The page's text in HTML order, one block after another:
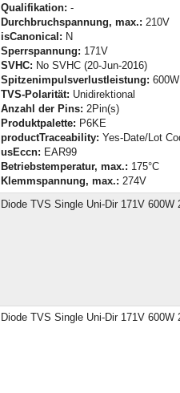
Qualifikation: -
Durchbruchspannung, max.: 210V
isCanonical: N
Sperrspannung: 171V
SVHC: No SVHC (20-Jun-2016)
Spitzenimpulsverlustleistung: 600W
TVS-Polarität: Unidirektional
Anzahl der Pins: 2Pin(s)
Produktpalette: P6KE
productTraceability: Yes-Date/Lot
usEccn: EAR99
Betriebstemperatur, max.: 175°C
Klemmspannung, max.: 274V
Diode TVS Single Uni-Dir 171V 600W
Diode TVS Single Uni-Dir 171V 600W